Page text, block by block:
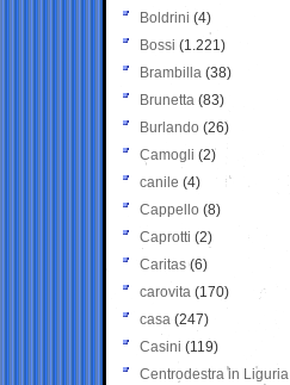
Boldrini (4)
Bossi (1.221)
Brambilla (38)
Brunetta (83)
Burlando (26)
Camogli (2)
canile (4)
Cappello (8)
Caprotti (2)
Caritas (6)
carovita (170)
casa (247)
Casini (119)
Centrodestra in Liguria